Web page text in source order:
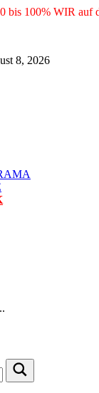
bis 100% WIR auf
8, 2026